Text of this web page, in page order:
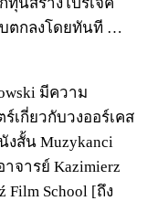
บตกลงโดยทันที …
มีความ
เกี่ยวกับวงออร์เคส
งสั้น Muzykanci
าจารย์ Kazimierz
Film School [ถึง